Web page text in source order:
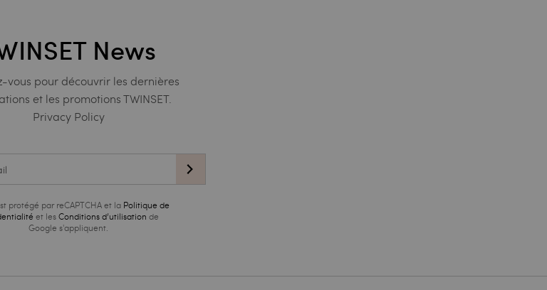
News
vous pour découvrir les dernières
et les promotions TWINSET.
Privacy Policy
protégé par reCAPTCHA et la Politique de
et lesConditions d’utilisation de
Google s'appliquent.